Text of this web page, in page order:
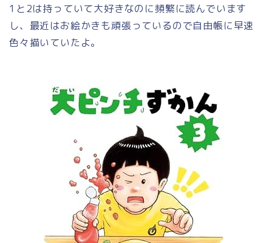
1と2は持っていて大好きなのに頻繁に読んでいます
し、最近はお絵かきも頑張っているので自由帳に早速
色々描いていたよ。